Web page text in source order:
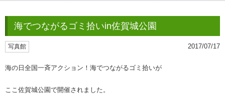
海でつながるゴミ拾いin佐賀城公園
写真館 2017/07/17
海の日全国一斉アクション！海でつながるゴミ拾いが
ここ佐賀城公園で開催されました。